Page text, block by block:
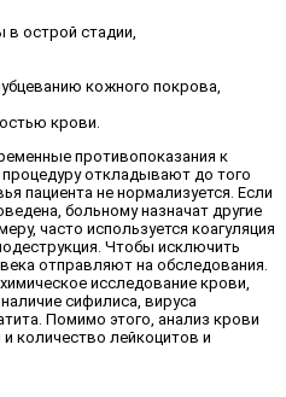
в острой стадии,
кожного покрова,
крови.
противопоказания к
откладывают до того
пациента не нормализуется. Если
больному назначат другие
часто используется коагуляция
Чтобы исключить
отправляют на обследования.
исследование крови,
сифилиса, вируса
Помимо этого, анализ крови
количество лейкоцитов и